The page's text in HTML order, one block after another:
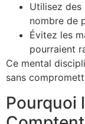
Utilisez des
nombre de
Évitez les
pourraient
Ce mental
sans
Pourquoi